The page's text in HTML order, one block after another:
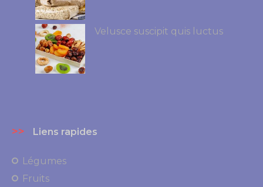
Velusce suscipit quis luctus
>> Liens rapides
Légumes
Fruits